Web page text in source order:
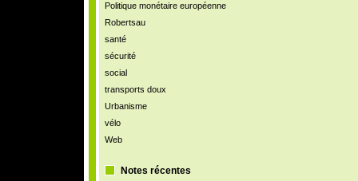
Politique monétaire européenne
Robertsau
santé
sécurité
social
transports doux
Urbanisme
vélo
Web
Notes récentes